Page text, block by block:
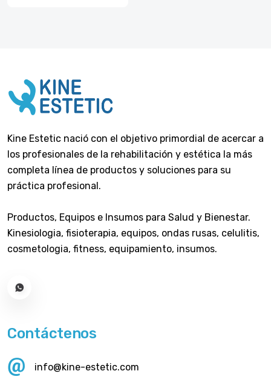
Kine Estetic nació con el objetivo primordial de acercar a
los profesionales de la rehabilitación y estética la más
completa línea de productos y soluciones para su
práctica profesional.
Productos, Equipos e Insumos para Salud y Bienestar.
Kinesiologia, fisioterapia, equipos, ondas rusas, celulitis,
cosmetologia, fitness, equipamiento, insumos.
Contáctenos
info@kine-estetic.com